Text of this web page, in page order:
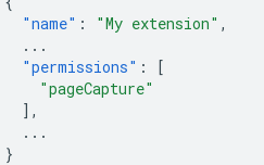
"name" : "My extension" ,
...
"permissions" :
[
"pageCapture"
],
...
}